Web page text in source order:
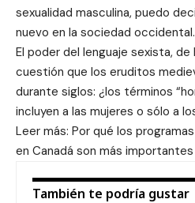
sexualidad masculina, puedo
nuevo en la sociedad occidental.
El poder del lenguaje sexista, de
cuestión que los eruditos
durante siglos: ¿los términos
incluyen a las mujeres o sólo a
Leer más: Por qué los
en Canadá son más
También te podría gustar